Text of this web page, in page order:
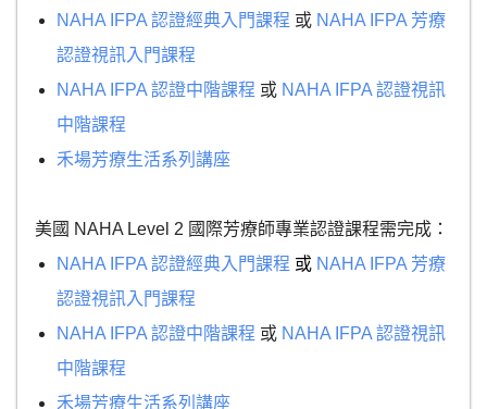
NAHA IFPA 認證經典入門課程 或 NAHA IFPA 芳療
認證視訊入門課程
NAHA IFPA 認證中階課程 或 NAHA IFPA 認證視訊
中階課程
禾場芳療生活系列講座
美國 NAHA Level 2 國際芳療師專業認證課程需完成：
NAHA IFPA 認證經典入門課程 或 NAHA IFPA 芳療
認證視訊入門課程
NAHA IFPA 認證中階課程 或 NAHA IFPA 認證視訊
中階課程
禾場芳療生活系列講座